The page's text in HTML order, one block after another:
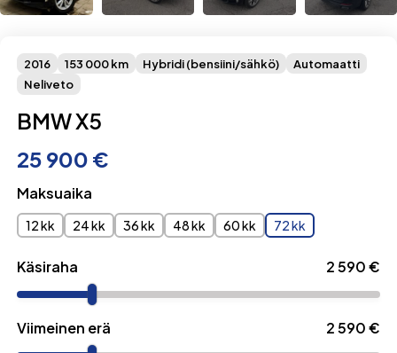
2016 153 000 km Hybridi (bensiini/sähkö)
Automaatti
Neliveto
BMW X5
25 900 €
Maksuaika
12 kk 24 kk 36 kk 48 kk 60 kk 72 kk
Käsiraha 2 590€
Viimeinen erä 2 590€